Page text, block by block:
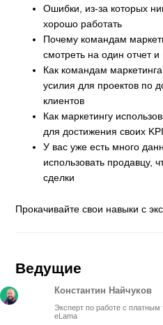
Ошибки, из-за которых
хорошо работать
Почему командам
смотреть на один отчет
Как командам
усилия для проектов по
клиентов
Как маркетингу
для достижения своих KPI
У вас уже есть много
использовать продавцу,
сделки
Прокачивайте свои навыки с
Ведущие
Константин Найчуков
Эксперт по работе с платным
eLama